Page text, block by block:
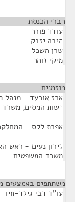
חברי הכנסת
עודד פורר
היבה יזבק
שרן השכל
מיקי זוהר
מוזמנים
ארז אורעד - מנהל
רשות המסים, משרד
אפרת לקס -
לירון נעים - ראש
משרד המשפטים
משתתפים באמצעים
עו"ד דבי גילד-חיו